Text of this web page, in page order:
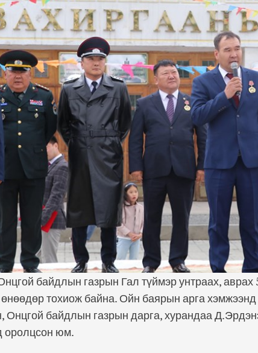
байдлын газрын Гал түймэр унтраах, аврах
тохиож байна. Ойн баярын арга
Онцгой байдлын газрын дарга, хурандаа
оролцсон юм.